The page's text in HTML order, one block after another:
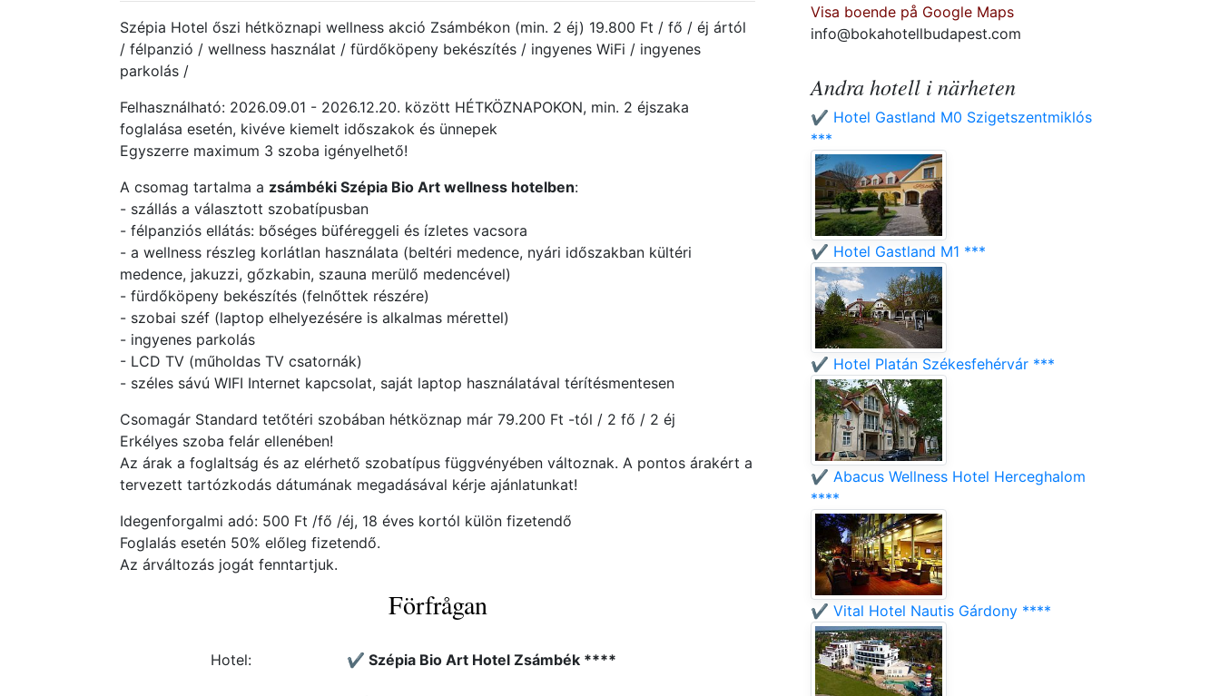
Szépia Hotel őszi hétköznapi wellness akció Zsámbékon (min. 2 éj) 19.800 Ft / fő / éj ártól
/ félpanzió / wellness használat / fürdőköpeny bekészítés / ingyenes WiFi / ingyenes
parkolás /
Felhasználható: 2026.09.01 - 2026.12.20. között HÉTKÖZNAPOKON, min. 2 éjszaka
foglalása esetén, kivéve kiemelt időszakok és ünnepek
Egyszerre maximum 3 szoba igényelhető!
A csomag tartalma a zsámbéki Szépia Bio Art wellness hotelben:
- szállás a választott szobatípusban
- félpanziós ellátás: bőséges büféreggeli és ízletes vacsora
- a wellness részleg korlátlan használata (beltéri medence, nyári időszakban kültéri
medence, jakuzzi, gőzkabin, szauna merülő medencével)
- fürdőköpeny bekészítés (felnőttek részére)
- szobai széf (laptop elhelyezésére is alkalmas mérettel)
- ingyenes parkolás
- LCD TV (műholdas TV csatornák)
- széles sávú WIFI Internet kapcsolat, saját laptop használatával térítésmentesen
Csomagár Standard tetőtéri szobában hétköznap már 79.200 Ft -tól / 2 fő / 2 éj
Erkélyes szoba felár ellenében!
Az árak a foglaltság és az elérhető szobatípus függvényében változnak. A pontos árakért a
tervezett tartózkodás dátumának megadásával kérje ajánlatunkat!
Idegenforgalmi adó: 500 Ft /fő /éj, 18 éves kortól külön fizetendő
Foglalás esetén 50% előleg fizetendő.
Az árváltozás jogát fenntartjuk.
Förfrågan
Hotel: ✔️ Szépia Bio Art Hotel Zsámbék ****
Visa boende på Google Maps
info@bokahotellbudapest.com
Andra hotell i närheten
✔️ Hotel Gastland M0 Szigetszentmiklós
***
✔️ Hotel Gastland M1 ***
✔️ Hotel Platán Székesfehérvár ***
✔️ Abacus Wellness Hotel Herceghalom
****
✔️ Vital Hotel Nautis Gárdony ****